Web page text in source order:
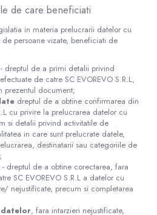
de care beneficiati
in materia prelucrarii datelor cu
persoane vizate, beneficiati de
- dreptul de a primi detalii privind
de catre SC​ ​EVOREVO​ ​S.R.L,
prezentul document;
dreptul de a obtine confirmarea din
cu privire la prelucrarea datelor cu
si detalii privind activitatile de
in care sunt prelucrate datele,
destinatarii sau categoriile de
- dreptul de a obtine corectarea, fara
SC​ ​EVOREVO​ ​S.R.L a datelor cu
nejustificate, precum si completarea
, fara intarzieri nejustificate,